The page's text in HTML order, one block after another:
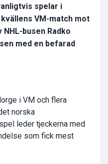
spelar i
kvällens VM-match mot
busen Radko
med en befarad
i VM och flera
norska
leder tjeckerna med
som fick mest